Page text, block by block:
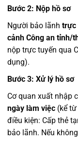
Bước 2: Nộp hồ sơ
Người bảo lãnh trực
cảnh Công an tỉnh/
nộp trực tuyến qua
dụng).
Bước 3: Xử lý hồ sơ
Cơ quan xuất nhập
ngày làm việc (kể
điều kiện: Cấp thẻ
bảo lãnh. Nếu